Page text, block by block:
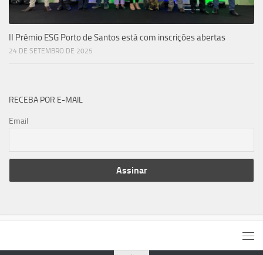
II Prêmio ESG Porto de Santos está com inscrições abertas
24 DE SETEMBRO DE 2025
RECEBA POR E-MAIL
Email